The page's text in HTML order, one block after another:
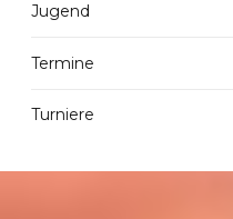
Jugend
Termine
Turniere